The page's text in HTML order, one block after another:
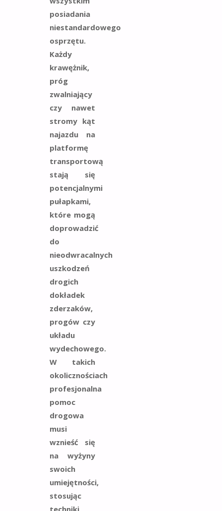
posiadania
niestandardowego
osprzętu.
Każdy
krawężnik,
próg
zwalniający
czy nawet
stromy kąt
najazdu na
platformę
transportową
stają się
potencjalnymi
pułapkami,
które mogą
doprowadzić
do
nieodwracalnych
uszkodzeń
drogich
dokładek
zderzaków,
progów czy
układu
wydechowego.
W takich
okolicznościach
profesjonalna
pomoc
drogowa
musi
wznieść się
na wyżyny
swoich
umiejętności,
stosując
techniki